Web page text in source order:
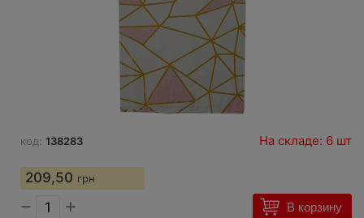
код: 138283 На складе: 6 шт
209,50 грн
− + В корзину